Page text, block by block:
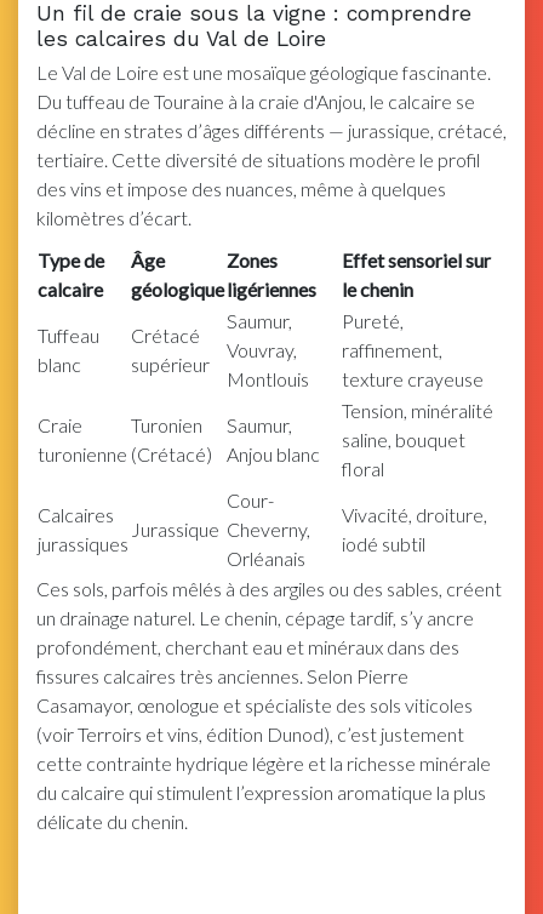
Un fil de craie sous la vigne : comprendre
les calcaires du Val de Loire
Le Val de Loire est une mosaïque géologique fascinante.
Du tuffeau de Touraine à la craie d'Anjou, le calcaire se
décline en strates d’âges différents — jurassique, crétacé,
tertiaire. Cette diversité de situations modère le profil
des vins et impose des nuances, même à quelques
kilomètres d’écart.
Type de
calcaire
Âge
géologique
Zones
ligériennes
Effet sensoriel sur
le chenin
Tuffeau
blanc
Crétacé
supérieur
Saumur,
Vouvray,
Montlouis
Pureté,
raffinement,
texture crayeuse
Craie
turonienne
Turonien
(Crétacé)
Saumur,
Anjou blanc
Tension, minéralité
saline, bouquet
floral
Calcaires
jurassiques
Jurassique
Cour-
Cheverny,
Orléanais
Vivacité, droiture,
iodé subtil
Ces sols, parfois mêlés à des argiles ou des sables, créent
un drainage naturel. Le chenin, cépage tardif, s’y ancre
profondément, cherchant eau et minéraux dans des
fissures calcaires très anciennes. Selon Pierre
Casamayor, œnologue et spécialiste des sols viticoles
(voir Terroirs et vins, édition Dunod), c’est justement
cette contrainte hydrique légère et la richesse minérale
du calcaire qui stimulent l’expression aromatique la plus
délicate du chenin.